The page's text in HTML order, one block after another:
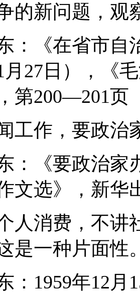
的新问题，观
《在省市自
1月27日），《
第200—201页
作，要政治
《要政治家办
文选》，新华
消费，不讲
是一种片面性
1959年12月